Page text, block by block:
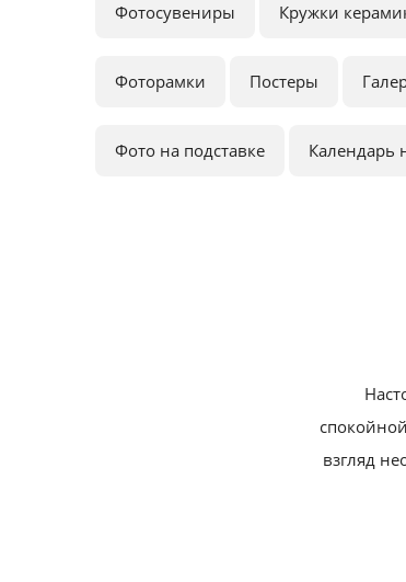
Фотосувениры Кружки
Фоторамки Постеры
Фото на подставке Календарь
взгляд